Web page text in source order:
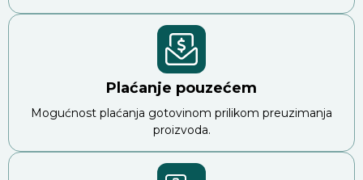
Plaćanje pouzećem
Mogućnost plaćanja gotovinom prilikom preuzimanja
proizvoda.